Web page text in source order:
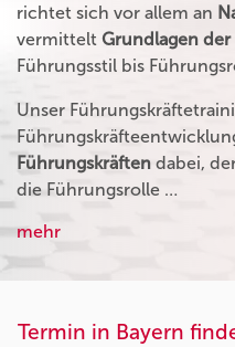
richtet sich vor allem an
vermittelt Grundlagen
Führungsstil bis
Unser
Führungskräften dabei,
die Führungsrolle …
mehr
Termin in Bayern